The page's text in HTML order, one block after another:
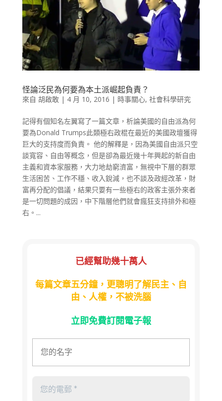
怪論泛民為何要為本土派崛起負責？
來自 胡啟敢| 4 月 10, 2016 | 時事關心, 社會科學研究
記得有個知名左翼寫了一篇文章，析論美國的自由派為何
要為Donald Trumps此類極右政棍在最近的美國政壇獲得
巨大的支持度而負責。 他的解釋是，因為美國自由派只空
談寬容、自由等概念，但是卻為最近幾十年興起的新自由
主義和資本家服務，大力地劫窮濟富，無視中下層的群眾
生活困苦、工作不穩、收入銳減，也不談及政經改革，財
富再分配的倡議，結果只要有一些極右的政客主張外來者
是一切問題的成因，中下階層他們就會瘋狂支持排外和極
右。...
已經幫助幾十萬人
每篇文章五分鐘，更聰明了解民主、自
由、人權，不被洗腦
立即免費訂閱電子報